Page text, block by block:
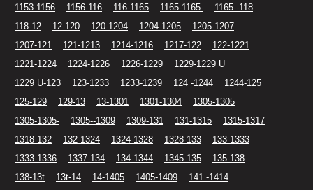
1153-1156
1156-116 116-1165 1165-1165-
1165--118
118-12
12-120 120-1204 1204-1205
1205-1207
1207-121
121-1213 1214-1216 1217-122
122-1221
1221-1224
1224-1226 1226-1229
1229-1229 U
1229 U-123
123-1233 1233-1239 124 -1244
1244-125
125-129
129-13 13-1301 1301-1304
1305-1305
1305-1305-
1305--1309 1309-131 131-1315
1315-1317
1318-132
132-1324 1324-1328 1328-133
133-1333
1333-1336
1337-134 134-1344 1345-135
135-138
138-13t
13t-14 14-1405 1405-1409
141 -1414